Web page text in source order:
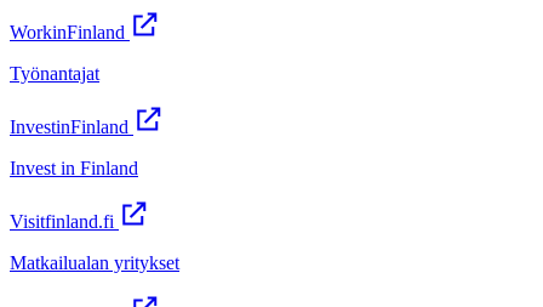
WorkinFinland
Työnantajat
InvestinFinland
Invest in Finland
Visitfinland.fi
Matkailualan yritykset